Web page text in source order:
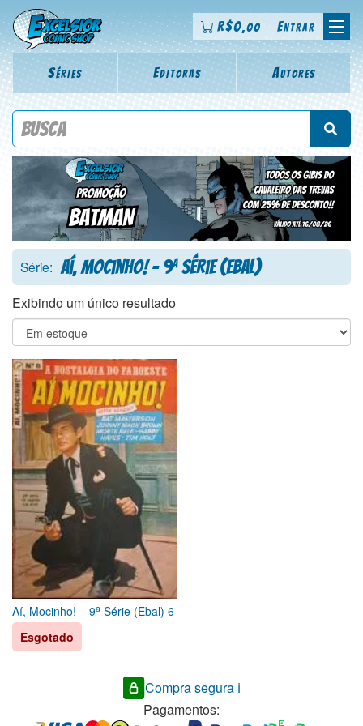
R$0,00 Entrar
Séries Editoras Autores
Procure por título da revista, personagem, série, escritor,
Série: Aí, Mocinho! - 9aSérie (Ebal)
Exibindo um único resultado
Aí, Mocinho! – 9a Série (Ebal) 6
Esgotado
Compra segura ℹ️
Pagamentos: